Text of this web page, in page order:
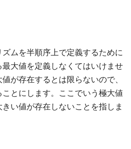
ムを半順序上で定義するために
大値を定義しなくてはいけませ
が存在するとは限らないので、
とにします。ここでいう極大値
い値が存在しないことを指しま